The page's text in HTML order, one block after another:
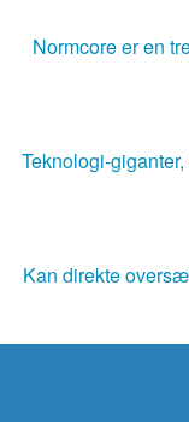
Normcore er en
Teknologi-
Kan direkte